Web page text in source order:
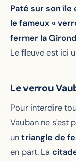
Paté sur son île
le fameux «
fermer la
Le fleuve est ici
Le verrou
Pour interdire
Vauban ne s'est
untriangle de
en part. La